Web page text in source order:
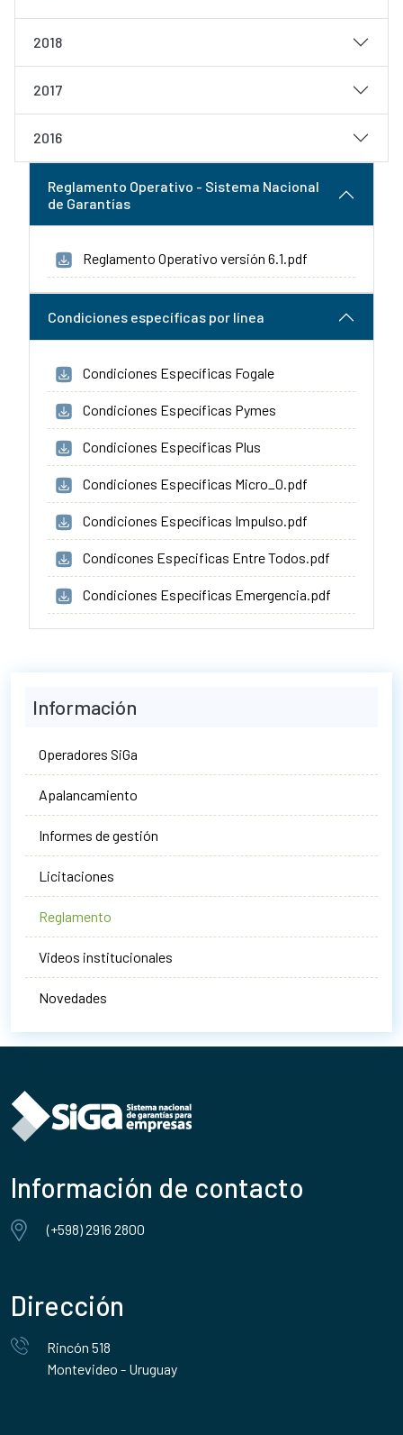
2018
2017
2016
Reglamento Operativo - Sistema Nacional
de Garantías
Reglamento Operativo versión 6.1.pdf
Condiciones específicas por línea
Condiciones Específicas Fogale
Condiciones Específicas Pymes
Condiciones Específicas Plus
Condiciones Específicas Micro_0.pdf
Condiciones Específicas Impulso.pdf
Condicones Especificas Entre Todos.pdf
Condiciones Específicas Emergencia.pdf
Información
Operadores SiGa
Apalancamiento
Informes de gestión
Licitaciones
Reglamento
Videos institucionales
Novedades
Información de contacto
(+598) 2916 2800
Dirección
Rincón 518
Montevideo - Uruguay